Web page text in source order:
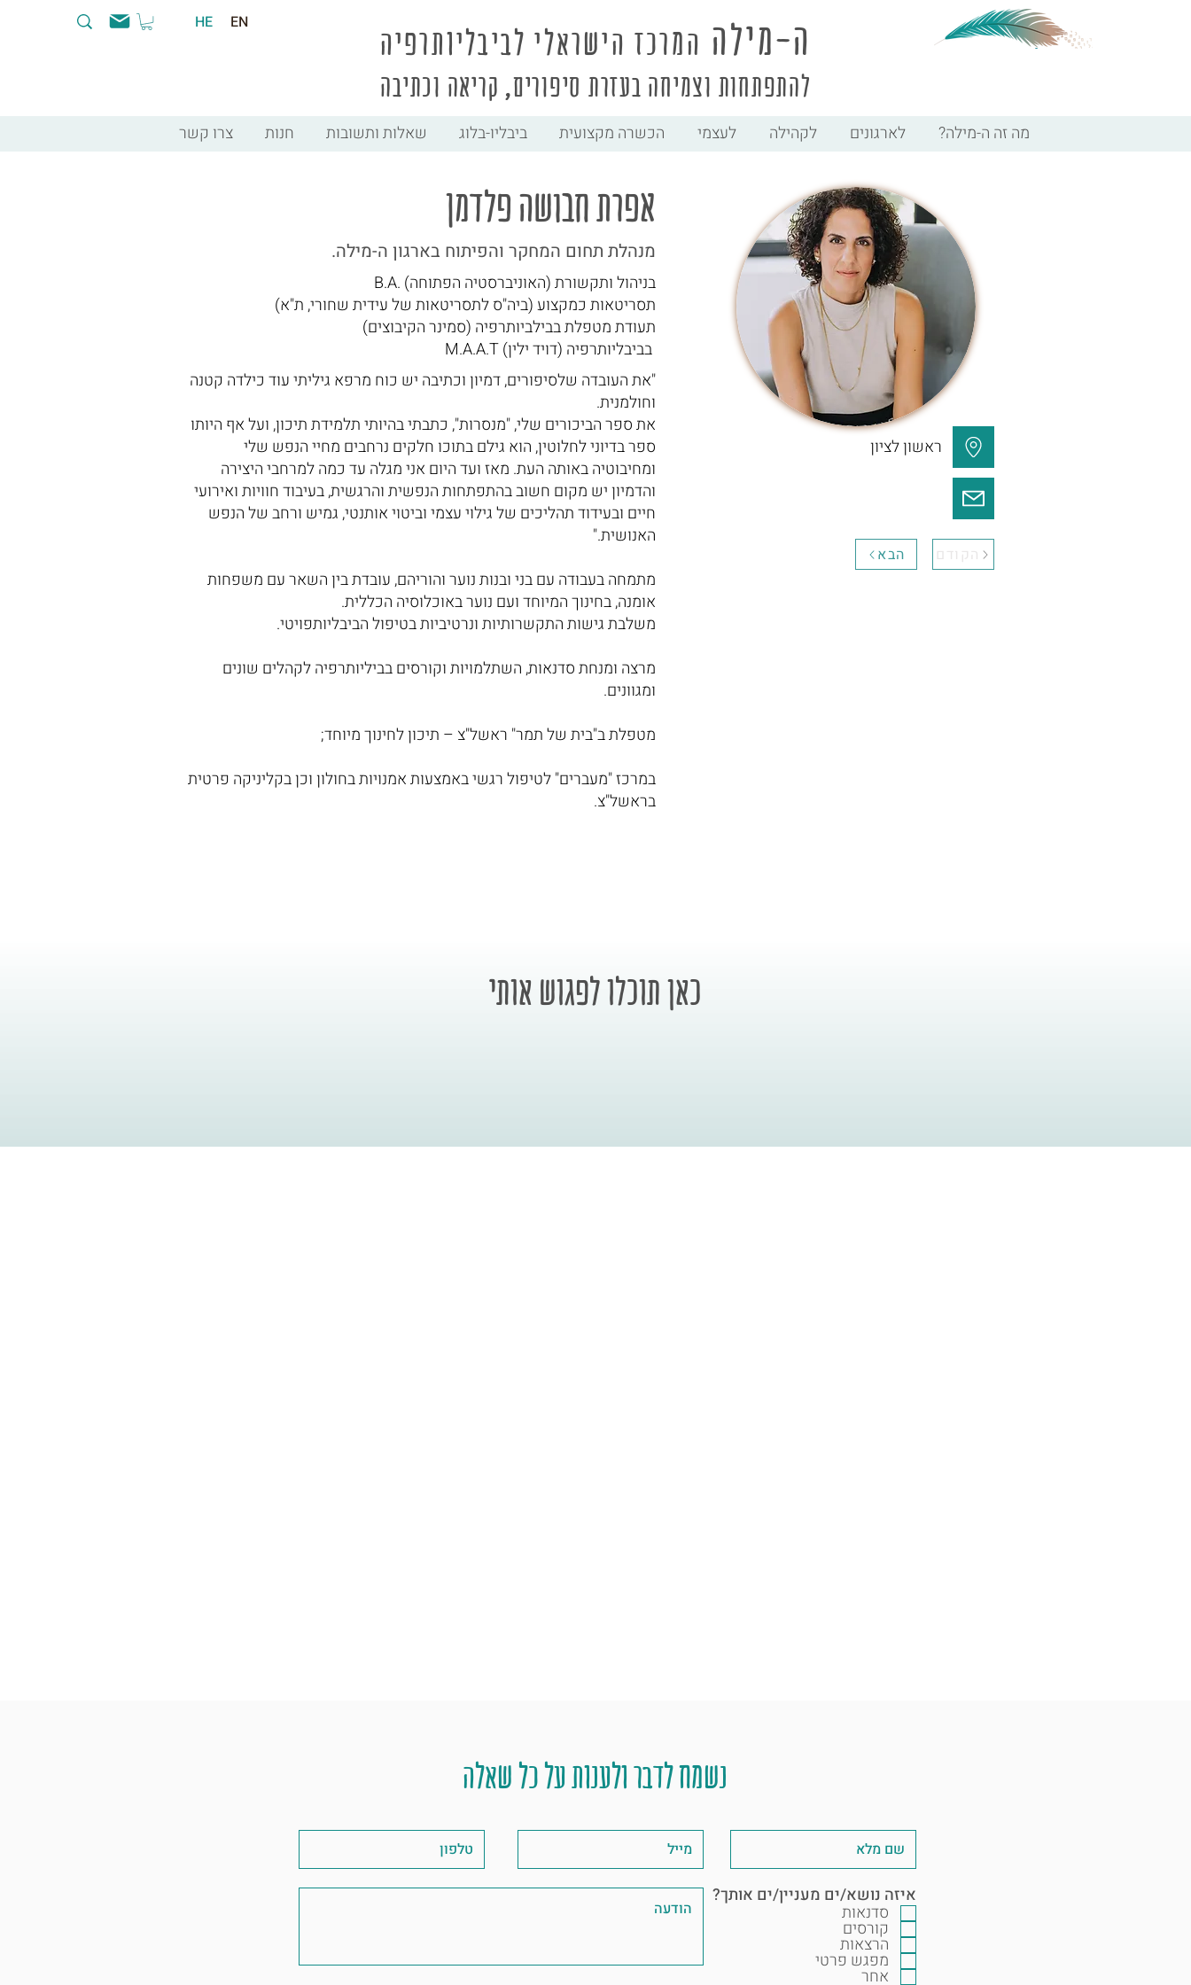
HE EN ה-מילה המרכז הישראלי לביבליותרפיה
להתפתחות וצמיחה בעזרת סיפורים, קריאה וכתיבה
מה זה ה-מילה? לארגונים לקהילה לעצמי הכשרה מקצועית ביבליו-בלוג שאלות ותשובות חנות צרו קשר
כאן תוכלו לפגוש אותי
ראשון לציון
הבא הקודם
אפרת חבושה פלדמן
מנהלת תחום המחקר והפיתוח בארגון ה-מילה.
B.A. בניהול ותקשורת (האוניברסטיה הפתוחה)
תסריטאות כמקצוע (ביה"ס לתסריטאות של עידית שחורי, ת"א)
תעודת מטפלת בבילביותרפיה (סמינר הקיבוצים)
"את העובדה שלסיפורים, דמיון וכתיבה יש כוח מרפא גיליתי עוד כילדה קטנה
וחולמנית.
את ספר הביכורים שלי, "מנסרות", כתבתי בהיותי תלמידת תיכון, ועל אף היותו
ספר בדיוני לחלוטין, הוא גילם בתוכו חלקים נרחבים מחיי הנפש שלי
ומחיבוטיה באותה העת. מאז ועד היום אני מגלה עד כמה למרחבי היצירה
והדמיון יש מקום חשוב בהתפתחות הנפשית והרגשית, בעיבוד חוויות ואירועי
חיים ובעידוד תהליכים של גילוי עצמי וביטוי אותנטי, גמיש ורחב של הנפש
האנושית."
מתמחה בעבודה עם בני ובנות נוער והוריהם, עובדת בין השאר עם משפחות
אומנה, בחינוך המיוחד ועם נוער באוכלוסיה הכללית.
משלבת גישות התקשרותיות ונרטיביות בטיפול הביבליותפויטי.
מרצה ומנחת סדנאות, השתלמויות וקורסים בביליותרפיה לקהלים שונים
ומגוונים.
מטפלת ב"בית של תמר" ראשל"צ – תיכון לחינוך מיוחד;
במרכז "מעברים" לטיפול רגשי באמצעות אמנויות בחולון וכן בקליניקה פרטית
בראשל"צ.
נשמח לדבר ולענות על כל שאלה
איזה נושא/ים מעניין/ים אותך?
סדנאות
קורסים
הרצאות
מפגש פרטי
אחר